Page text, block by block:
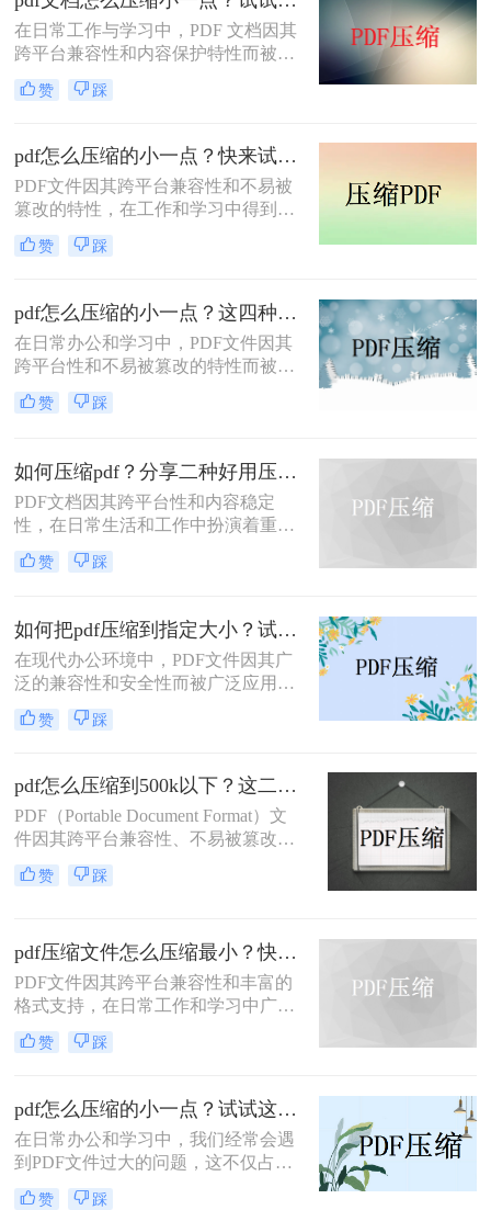
在日常工作与学习中，PDF 文档因其
跨平台兼容性和内容保护特性而被广
泛使用。然而，当 PDF 文件中包含大
量高分辨率图片、内嵌字体或复杂图
不仅占用存储空间，还经常因超过邮
箱附件限制或上传耗时过长而影响办
公效率。那么PDF 文档怎么压缩小一
点呢？本文从压缩效果、操作难度、
处理速度、隐私安全四个维度，对比
五种主流压缩方案，帮助您根据实际
赞 踩
pdf怎么压缩的小一点？快来试试这4种压缩方法！
PDF文件因其跨平台兼容性和不易被
篡改的特性，在工作和学习中得到了
广泛应用。然而，PDF文件有时体积
过大，不便于存储和传输。那么pdf怎
有效的PDF压缩方法。
赞 踩
pdf怎么压缩的小一点？这四种压缩方法了解一下
在日常办公和学习中，PDF文件因其
跨平台性和不易被篡改的特性而被广
泛使用。然而，有时PDF文件过大，
会给传输和存储带来不便。那么pdf怎
将PDF压缩得更小的方法。
赞 踩
如何压缩pdf？分享二种好用压缩方法！
PDF文档因其跨平台性和内容稳定
性，在日常生活和工作中扮演着重要
角色。然而，有时PDF文件过大，会
影响传输速度或占用过多存储空间。
压缩PDF的方法。
赞 踩
如何把pdf压缩到指定大小？试试这4种压缩方法！
在现代办公环境中，PDF文件因其广
泛的兼容性和安全性而被广泛应用。
然而，当这些文件过大时，会带来传
输不便、占用过多存储空间等问题。
变得尤为重要。本文将详细介绍四种
常用的方法，帮助您轻松应对这一挑
战。
赞 踩
pdf怎么压缩到500k以下？这二种压缩方法你可以轻松学会！
PDF（Portable Document Format）文
件因其跨平台兼容性、不易被篡改的
特性以及保持文档格式一致性的能
力，在日常办公和文件分享中得到了
上传、发送或存储。那么pdf怎么压缩
到500k以下呢？本文将介绍两种将
PDF文件压缩到500K以下的方法。
赞 踩
pdf压缩文件怎么压缩最小？快来试着使用这三种压缩方法！
PDF文件因其跨平台兼容性和丰富的
格式支持，在日常工作和学习中广泛
应用。然而，有时我们需要将PDF文
件压缩到最小，以便更高效地存储和
呢？本文将介绍三种实用的PDF压缩
方法。
赞 踩
pdf怎么压缩的小一点？试试这三种实用压缩方法！
在日常办公和学习中，我们经常会遇
到PDF文件过大的问题，这不仅占用
了大量的存储空间，还影响了文件的
赞 踩